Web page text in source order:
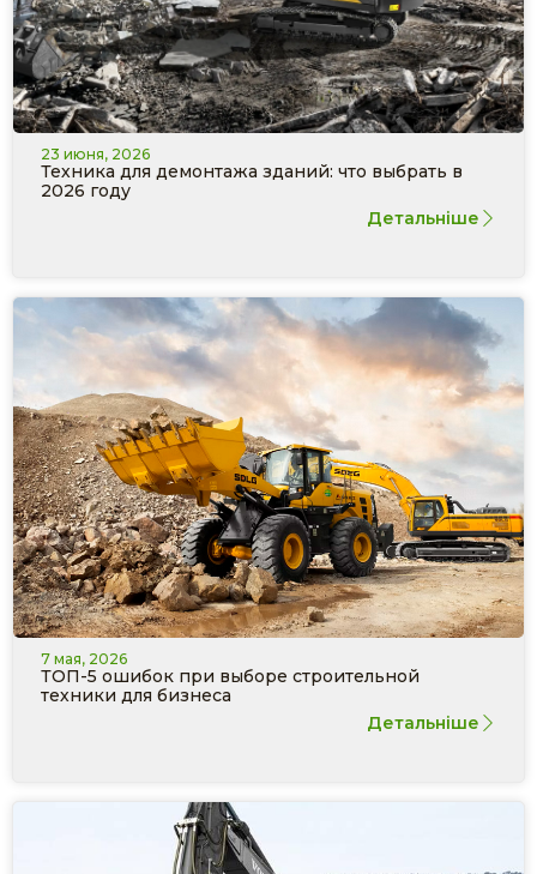
23 июня, 2026
Техника для демонтажа зданий: что выбрать в
2026 году
Детальніше
7 мая, 2026
ТОП-5 ошибок при выборе строительной
техники для бизнеса
Детальніше